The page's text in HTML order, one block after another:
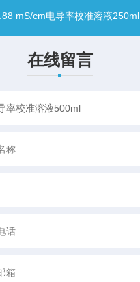
mS/cm电导率校准溶液250ml
在线留言